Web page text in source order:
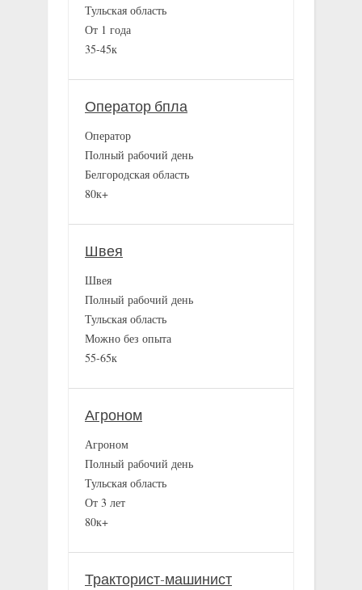
Тульская область
От 1 года
35-45к
Оператор бпла
Оператор
Полный рабочий день
Белгородская область
80к+
Швея
Швея
Полный рабочий день
Тульская область
Можно без опыта
55-65к
Агроном
Агроном
Полный рабочий день
Тульская область
От 3 лет
80к+
Тракторист-машинист